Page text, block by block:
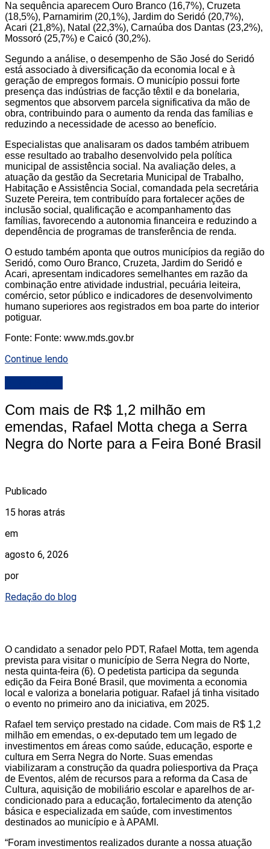
Na sequência aparecem Ouro Branco (16,7%), Cruzeta
(18,5%), Parnamirim (20,1%), Jardim do Seridó (20,7%),
Acari (21,8%), Natal (22,3%), Carnaúba dos Dantas (23,2%),
Mossoró (25,7%) e Caicó (30,2%).
Segundo a análise, o desempenho de São José do Seridó
está associado à diversificação da economia local e à
geração de empregos formais. O município possui forte
presença das indústrias de facção têxtil e da bonelaria,
segmentos que absorvem parcela significativa da mão de
obra, contribuindo para o aumento da renda das famílias e
reduzindo a necessidade de acesso ao benefício.
Especialistas que analisaram os dados também atribuem
esse resultado ao trabalho desenvolvido pela política
municipal de assistência social. Na avaliação deles, a
atuação da gestão da Secretaria Municipal de Trabalho,
Habitação e Assistência Social, comandada pela secretária
Suzete Pereira, tem contribuído para fortalecer ações de
inclusão social, qualificação e acompanhamento das
famílias, favorecendo a autonomia financeira e reduzindo a
dependência de programas de transferência de renda.
O estudo também aponta que outros municípios da região do
Seridó, como Ouro Branco, Cruzeta, Jardim do Seridó e
Acari, apresentam indicadores semelhantes em razão da
combinação entre atividade industrial, pecuária leiteira,
comércio, setor público e indicadores de desenvolvimento
humano superiores aos registrados em boa parte do interior
potiguar.
Fonte: Fonte: www.mds.gov.br
Continue lendo
Com mais de R$ 1,2 milhão em
emendas, Rafael Motta chega a Serra
Negra do Norte para a Feira Boné Brasil
Publicado
15 horas atrás
em
agosto 6, 2026
por
Redação do blog
O candidato a senador pelo PDT, Rafael Motta, tem agenda
prevista para visitar o município de Serra Negra do Norte,
nesta quinta-feira (6). O pedetista participa da segunda
edição da Feira Boné Brasil, que movimenta a economia
local e valoriza a bonelaria potiguar. Rafael já tinha visitado
o evento no primeiro ano da iniciativa, em 2025.
Rafael tem serviço prestado na cidade. Com mais de R$ 1,2
milhão em emendas, o ex-deputado tem um legado de
investimentos em áreas como saúde, educação, esporte e
cultura em Serra Negra do Norte. Suas emendas
viabilizaram a construção da quadra poliesportiva da Praça
de Eventos, além de recursos para a reforma da Casa de
Cultura, aquisição de mobiliário escolar e aparelhos de ar-
condicionado para a educação, fortalecimento da atenção
básica e especializada em saúde, com investimentos
destinados ao município e à APAMI.
“Foram investimentos realizados durante a nossa atuação